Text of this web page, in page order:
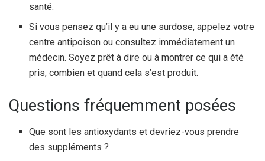
santé.
Si vous pensez qu’il y a eu une surdose, appelez votre
centre antipoison ou consultez immédiatement un
médecin. Soyez prêt à dire ou à montrer ce qui a été
pris, combien et quand cela s’est produit.
Questions fréquemment posées
Que sont les antioxydants et devriez-vous prendre
des suppléments ?